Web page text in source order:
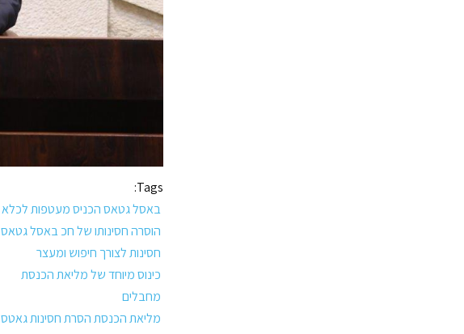
Tags:
באסל גטאס הכניס מעטפות לכלא
הוסרה חסינותו של חכ באסל גטאס
חסינות לצורך חיפוש ומעצר
כינוס מיוחד של מליאת הכנסת
מחבלים
מליאת הכנסת הסרת חסינות גאטס